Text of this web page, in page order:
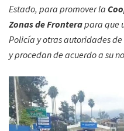
Estado, para promover la
Zonas de Fronterapara que
Policía y otras autoridades
y procedan de acuerdo a su